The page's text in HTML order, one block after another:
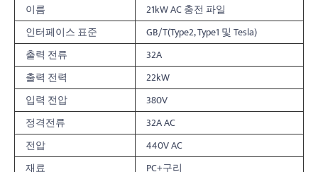
이름
21kW AC 충전 파일
인터페이스 표준
GB/T(Type2, Type1 및 Tesla)
출력 전류
32A
출력 전력
22kW
입력 전압
380V
정격전류
32A AC
전압
440V AC
재료
PC+구리